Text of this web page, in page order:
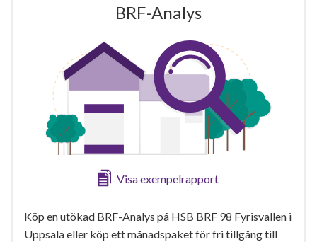
BRF-Analys
Visa exempelrapport
Köp en utökad BRF-Analys på HSB BRF 98 Fyrisvallen i
Uppsala eller köp ett månadspaket för fri tillgång till